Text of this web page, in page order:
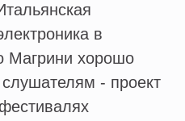
в
Магрини хорошо
- проект